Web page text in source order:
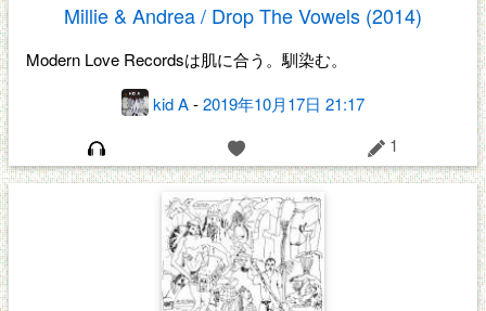
Millie & Andrea / Drop The Vowels (2014)
Modern Love Recordsは肌に合う。馴染む。
kid A-2019年10月17日 21:17
1